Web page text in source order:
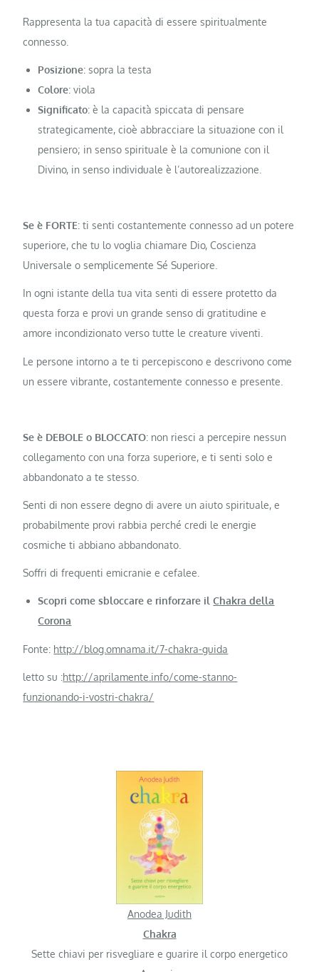
Rappresenta la tua capacità di essere spiritualmente
connesso.
Posizione: sopra la testa
Colore: viola
Significato: è la capacità spiccata di pensare
strategicamente, cioè abbracciare la situazione con il
pensiero; in senso spirituale è la comunione con il
Divino, in senso individuale è l’autorealizzazione.
Se è FORTE: ti senti costantemente connesso ad un potere
superiore, che tu lo voglia chiamare Dio, Coscienza
Universale o semplicemente Sé Superiore.
In ogni istante della tua vita senti di essere protetto da
questa forza e provi un grande senso di gratitudine e
amore incondizionato verso tutte le creature viventi.
Le persone intorno a te ti percepiscono e descrivono come
un essere vibrante, costantemente connesso e presente.
Se è DEBOLE o BLOCCATO: non riesci a percepire nessun
collegamento con una forza superiore, e ti senti solo e
abbandonato a te stesso.
Senti di non essere degno di avere un aiuto spirituale, e
probabilmente provi rabbia perché credi le energie
cosmiche ti abbiano abbandonato.
Soffri di frequenti emicranie e cefalee.
Scopri come sbloccare e rinforzare il Chakra della
Corona
Fonte: http://blog.omnama.it/7-chakra-guida
letto su :http://aprilamente.info/come-stanno-
funzionando-i-vostri-chakra/
Anodea Judith
Chakra
Sette chiavi per risvegliare e guarire il corpo energetico